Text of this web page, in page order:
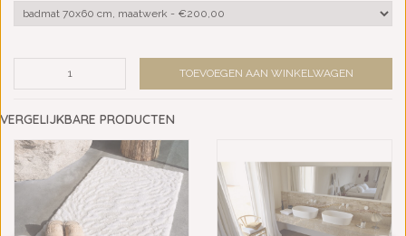
TOEVOEGEN AAN WINKELWAGEN
VERGELIJKBARE PRODUCTEN